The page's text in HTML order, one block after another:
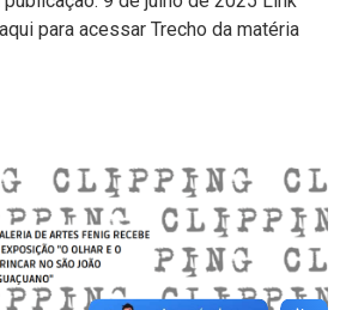
para acessar Trecho da matéria